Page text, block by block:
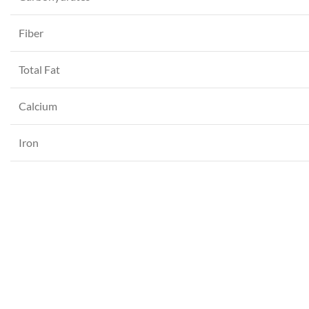
Fiber
Total Fat
Calcium
Iron
WhatsApp